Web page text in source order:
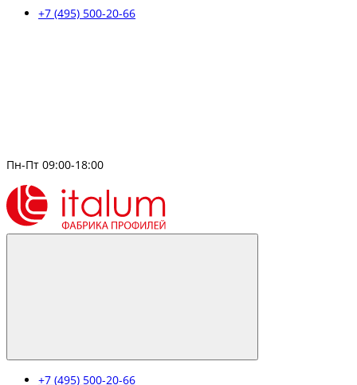
+7 (495) 500-20-66
Пн-Пт 09:00-18:00
+7 (495) 500-20-66